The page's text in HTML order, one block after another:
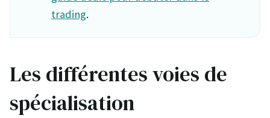
trading.
Les différentes voies de
spécialisation